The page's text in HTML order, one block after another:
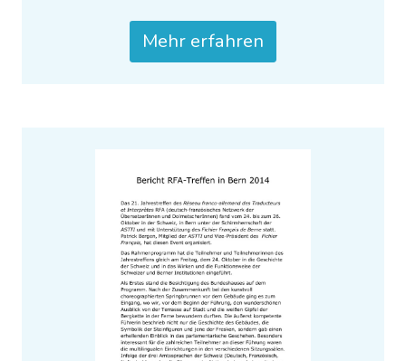
Mehr erfahren